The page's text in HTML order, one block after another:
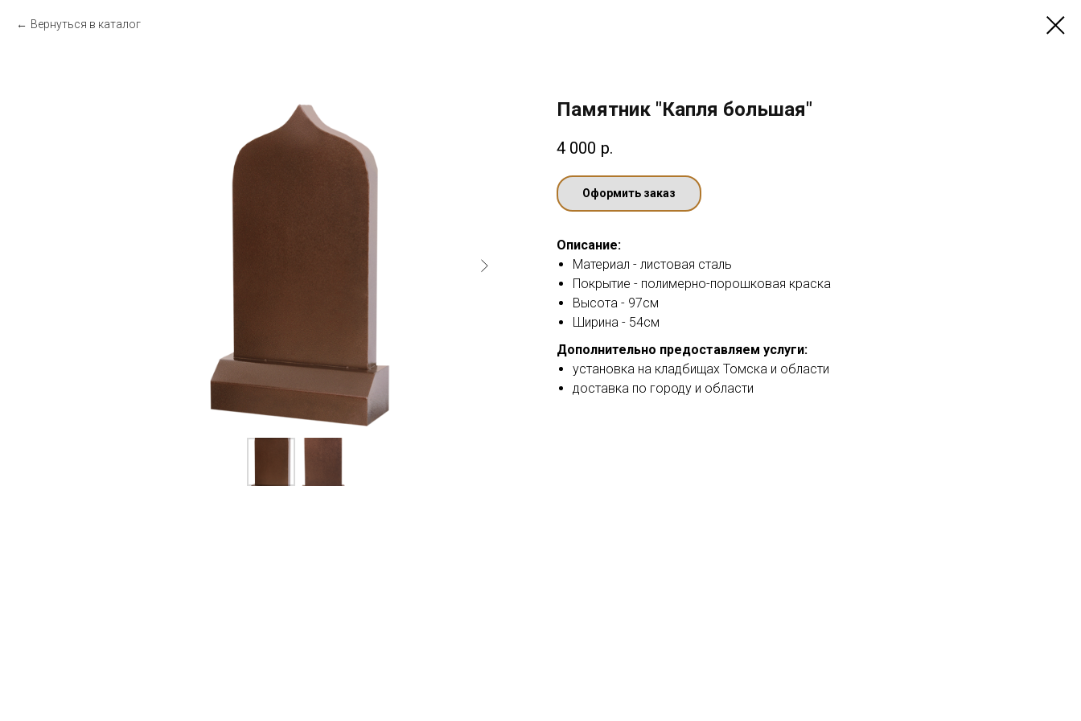
Вернуться в каталог
Памятник "Капля большая"
4 000 р.
Оформить заказ
Описание:
Материал - листовая сталь
Покрытие - полимерно-порошковая краска
Высота - 97см
Ширина - 54см
Дополнительно предоставляем услуги:
установка на кладбищах Томска и области
доставка по городу и области